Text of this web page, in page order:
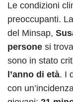
Le condizioni
preoccupanti.
del Minsap,
persone si
sono in stato
l’anno di età. I
con